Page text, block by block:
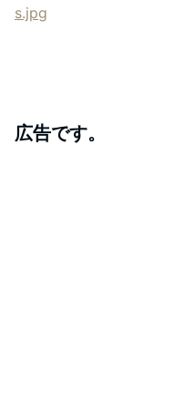
s.jpg
広告です。